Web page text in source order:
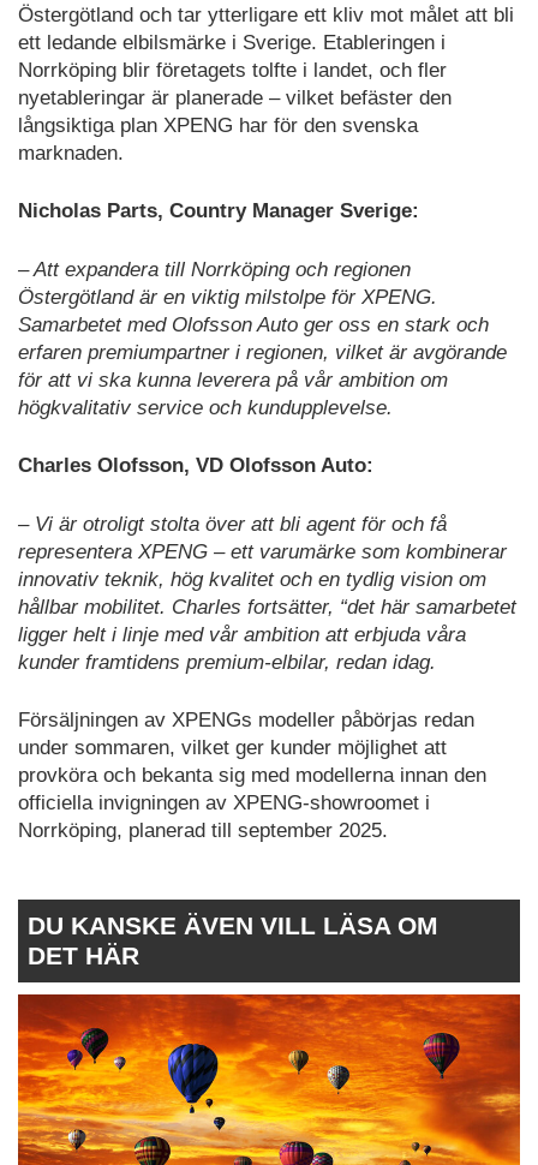
Östergötland och tar ytterligare ett kliv mot målet att bli
ett ledande elbilsmärke i Sverige. Etableringen i
Norrköping blir företagets tolfte i landet, och fler
nyetableringar är planerade – vilket befäster den
långsiktiga plan XPENG har för den svenska
marknaden.
Nicholas Parts, Country Manager Sverige:
– Att expandera till Norrköping och regionen
Östergötland är en viktig milstolpe för XPENG.
Samarbetet med Olofsson Auto ger oss en stark och
erfaren premiumpartner i regionen, vilket är avgörande
för att vi ska kunna leverera på vår ambition om
högkvalitativ service och kundupplevelse.
Charles Olofsson, VD Olofsson Auto:
– Vi är otroligt stolta över att bli agent för och få
representera XPENG – ett varumärke som kombinerar
innovativ teknik, hög kvalitet och en tydlig vision om
hållbar mobilitet. Charles fortsätter, “det här samarbetet
ligger helt i linje med vår ambition att erbjuda våra
kunder framtidens premium-elbilar, redan idag.
Försäljningen av XPENGs modeller påbörjas redan
under sommaren, vilket ger kunder möjlighet att
provköra och bekanta sig med modellerna innan den
officiella invigningen av XPENG-showroomet i
Norrköping, planerad till september 2025.
DU KANSKE ÄVEN VILL LÄSA OM
DET HÄR